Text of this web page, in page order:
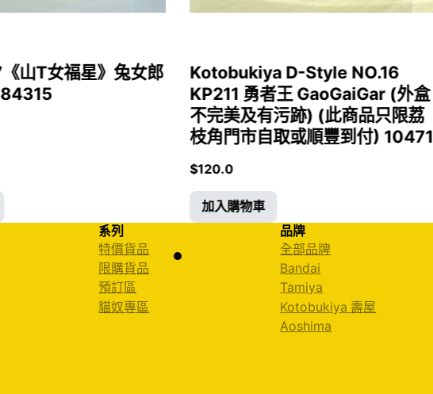
山T女福星》兔女郎
Kotobukiya D-Style NO.16
KP211 勇者王 GaoGaiGar (外盒
不完美及有污跡) (此商品只限荔
枝角門市自取或順豐到付) 10471
$120.0
加入購物車
系列
特價貨品
限購貨品
預訂區
貓奴專區
品牌
全部品牌
Bandai
Tamiya
Kotobukiya 壽屋
Aoshima